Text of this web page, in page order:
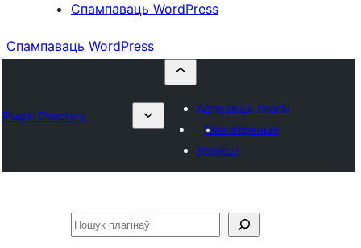
Спампаваць WordPress
Спампаваць WordPress
Plugin Directory
Адправіць плагін
Мае абраныя
Увайсці
Пошук